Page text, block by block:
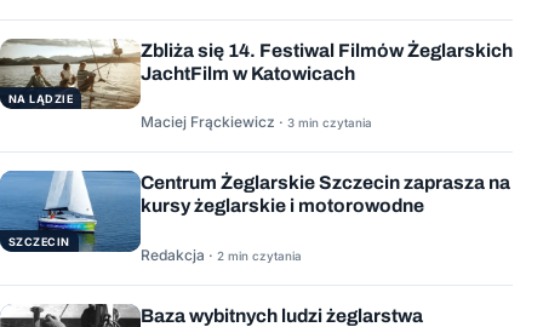
NA LĄDZIE
Zbliża się 14. Festiwal Filmów Żeglarskich
JachtFilm w Katowicach
Maciej Frąckiewicz · 3 min czytania
SZCZECIN
Centrum Żeglarskie Szczecin zaprasza na
kursy żeglarskie i motorowodne
Redakcja · 2 min czytania
Baza wybitnych ludzi żeglarstwa